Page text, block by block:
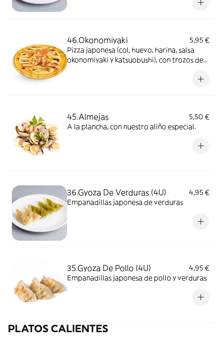
46.Okonomiyaki
5,95 €
Pizza japonesa (col, huevo, harina, salsa
okonomiyaki y katsuobushi), con trozos de
45.Almejas
5,50 €
A la plancha, con nuestro aliño especial.
36.Gyoza De Verduras (4U)
4,95 €
Empanadillas japonesa de verduras
35.Gyoza De Pollo (4U)
4,95 €
Empanadillas japonesa de pollo y verduras
PLATOS CALIENTES